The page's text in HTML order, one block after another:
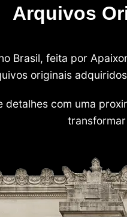
Arquivos
Brasil, feita por
originais
detalhes com uma